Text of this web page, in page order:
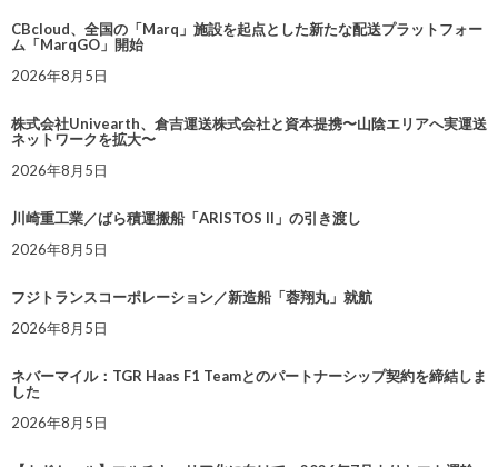
CBcloud、全国の「Marq」施設を起点とした新たな配送プラットフォー
ム「MarqGO」開始
2026年8月5日
株式会社Univearth、倉吉運送株式会社と資本提携〜山陰エリアへ実運送
ネットワークを拡大〜
2026年8月5日
川崎重工業／ばら積運搬船「ARISTOS II」の引き渡し
2026年8月5日
フジトランスコーポレーション／新造船「蓉翔丸」就航
2026年8月5日
ネバーマイル：TGR Haas F1 Teamとのパートナーシップ契約を締結しま
した
2026年8月5日